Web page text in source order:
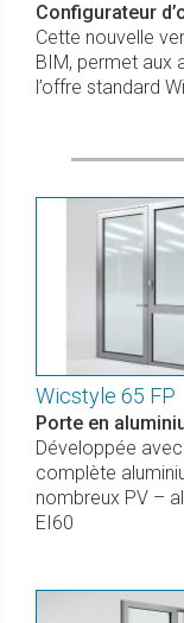
Configurateur
Cette nouvelle
BIM, permet aux
l’offre standard
Wicstyle 65 FP
Porte en
Développée
complète
nombreux PV –
EI60